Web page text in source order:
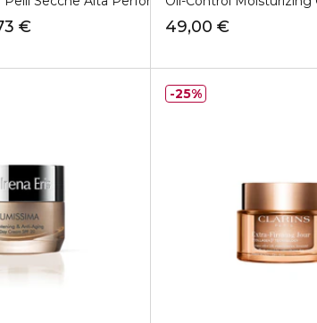
€ 49,00 €
25%